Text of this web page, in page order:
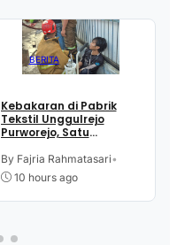
BERITA
Kebakaran di Pabrik
Tekstil Unggulrejo
Purworejo, Satu
Tulang, Petugas
Damkar Sesak Nafas
By Fajria Rahmatasari•
10 hours ago